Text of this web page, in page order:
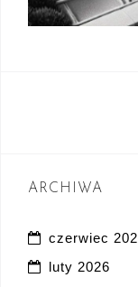
ARCHIWA
czerwiec
luty 2026